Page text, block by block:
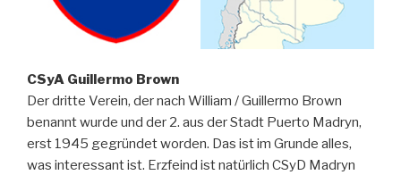
CSyA Guillermo Brown
Der dritte Verein, der nach William / Guillermo Brown
benannt wurde und der 2. aus der Stadt Puerto Madryn,
erst 1945 gegründet worden. Das ist im Grunde alles,
was interessant ist. Erzfeind ist natürlich CSyD Madryn